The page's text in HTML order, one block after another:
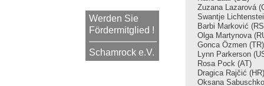
Werden Sie
Fördermitglied !
Schamrock e.V.
Zuzana Lazarová
Swantje
Barbi Marković
Olga Martynova
Gonca Özmen (TR)
Lynn Parkerson
Rosa Pock (AT)
Dragica Rajčić (HR)
Oksana